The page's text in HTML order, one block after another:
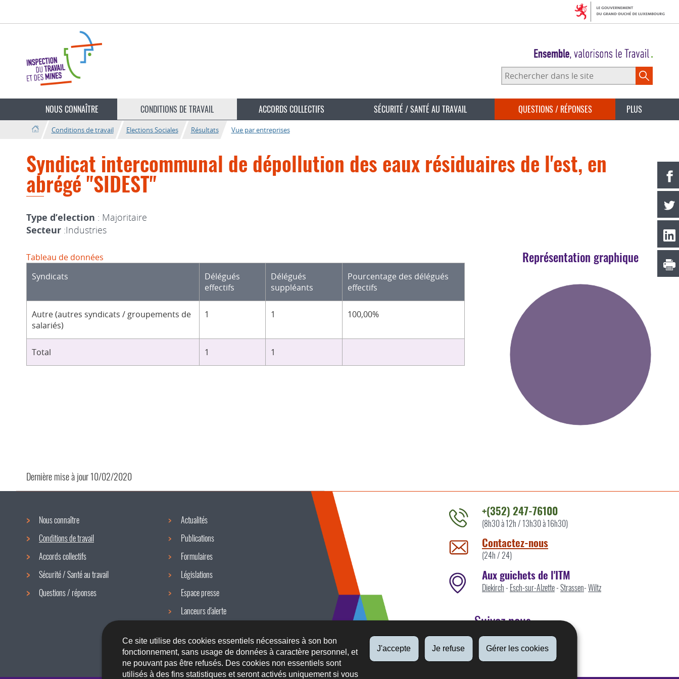
Ce site utilise des cookies essentiels nécessaires à son bon
fonctionnement, sans usage de données à caractère personnel, et
ne pouvant pas être refusés. Des cookies non essentiels sont
utilisés à des fins statistiques et seront activés uniquement si vous
J'accepte Je refuse Gérer les cookies
Rechercher
dans
NOUS CONNAÎTRE CONDITIONS DE TRAVAIL ACCORDS COLLECTIFS SÉCURITÉ / SANTÉ AU TRAVAIL QUESTIONS / RÉPONSES PLUS
Conditions de travail Elections Sociales Résultats Vue par entreprises
Syndicat intercommunal de dépollution des eaux résiduaires de l'est, en
abrégé "SIDEST"
Type d’election : Majoritaire
Secteur :Industries
Tableau de données
Syndicats
Délégués
effectifs
Délégués
suppléants
Pourcentage des délégués
effectifs
Autre (autres syndicats / groupements de
salariés)
1 1 100,00%
Total 1 1
Représentation graphique
Dernière mise à jour10/02/2020
Menu
de
navigation
Nous connaître
Conditions de travail
Accords collectifs
Sécurité / Santé au travail
Questions / réponses
Actualités
Publications
Formulaires
Législations
Espace presse
Lanceurs d'alerte
Contacter
l'ITM
par
+(352) 247-76100
(8h30 à 12h / 13h30 à 16h30)
Contactez-nous
(24h / 24)
Aux guichets de l'ITM
Diekirch- Esch-sur-Alzette-Strassen-Wiltz
Suivez nous
Linkedin